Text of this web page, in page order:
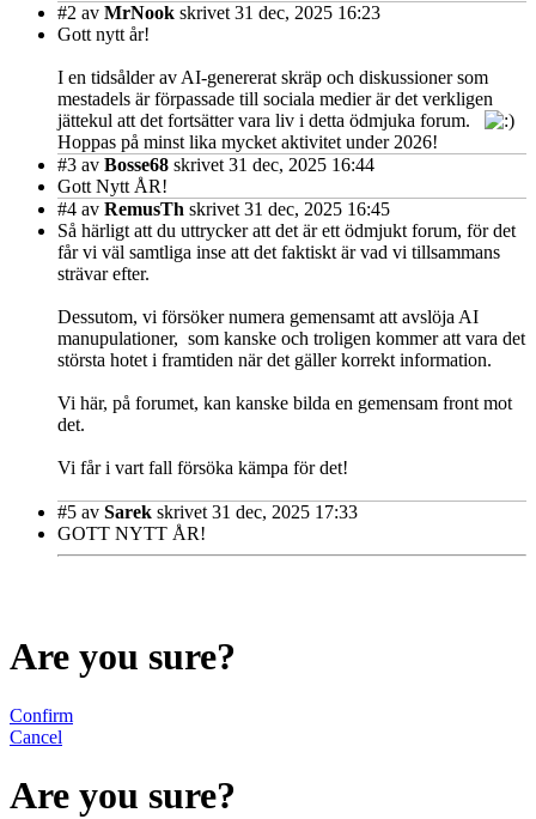
#2 av MrNook skrivet 31 dec, 2025 16:23
Gott nytt år!
I en tidsålder av AI-genererat skräp och diskussioner som
mestadels är förpassade till sociala medier är det verkligen
jättekul att det fortsätter vara liv i detta ödmjuka forum.
Hoppas på minst lika mycket aktivitet under 2026!
#3 av Bosse68 skrivet 31 dec, 2025 16:44
Gott Nytt ÅR!
#4 av RemusTh skrivet 31 dec, 2025 16:45
Så härligt att du uttrycker att det är ett ödmjukt forum, för det
får vi väl samtliga inse att det faktiskt är vad vi tillsammans
strävar efter.
Dessutom, vi försöker numera gemensamt att avslöja AI
manupulationer, som kanske och troligen kommer att vara det
största hotet i framtiden när det gäller korrekt information.
Vi här, på forumet, kan kanske bilda en gemensam front mot
det.
Vi får i vart fall försöka kämpa för det!
#5 av Sarek skrivet 31 dec, 2025 17:33
GOTT NYTT ÅR!
Are you sure?
Confirm
Cancel
Are you sure?